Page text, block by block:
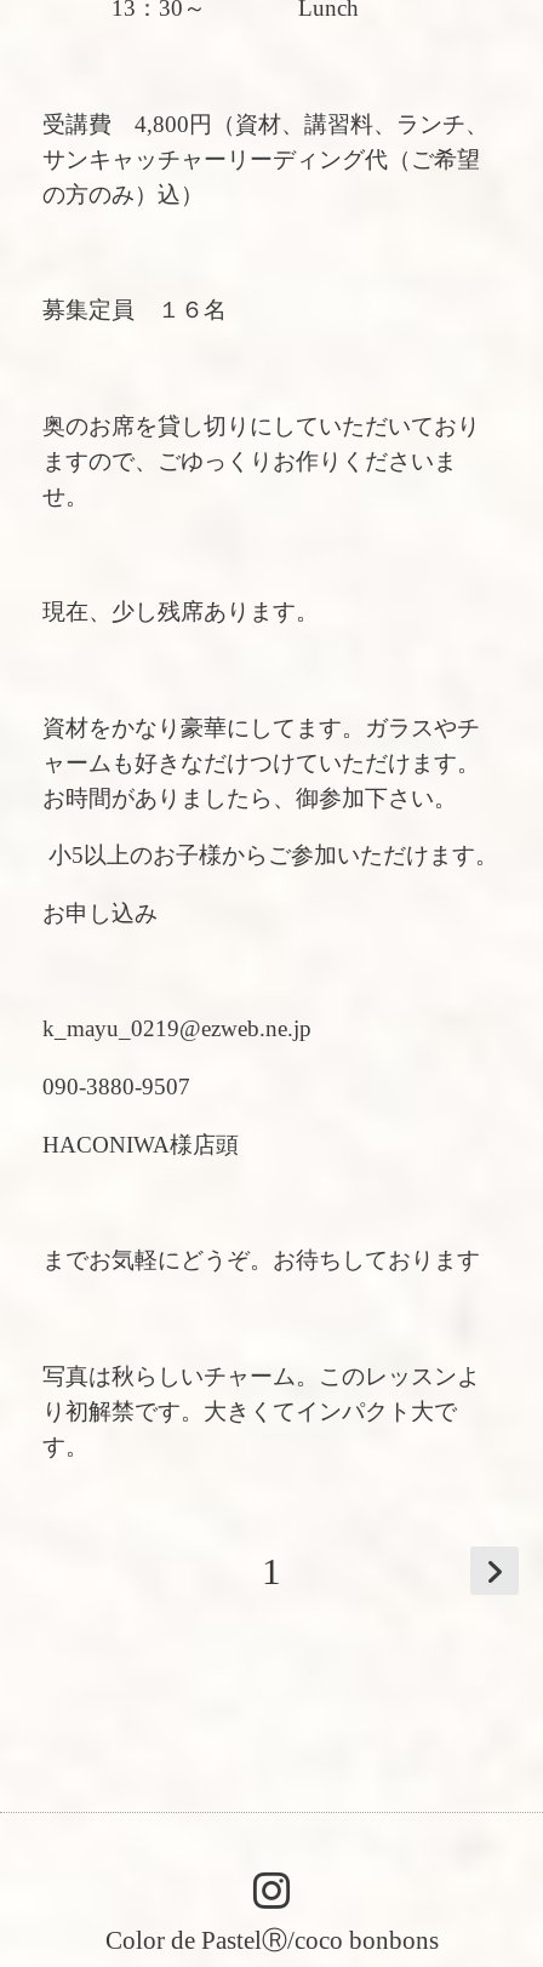
13：30～ Lunch
受講費 4,800円（資材、講習料、ランチ、
サンキャッチャーリーディング代（ご希望
の方のみ）込）
募集定員 １６名
奥のお席を貸し切りにしていただいており
ますので、ごゆっくりお作りくださいま
せ。
現在、少し残席あります。
資材をかなり豪華にしてます。ガラスやチ
ャームも好きなだけつけていただけます。
お時間がありましたら、御参加下さい。
小5以上のお子様からご参加いただけます。
お申し込み
k_mayu_0219@ezweb.ne.jp
090-3880-9507
HACONIWA様店頭
までお気軽にどうぞ。お待ちしております
写真は秋らしいチャーム。このレッスンよ
り初解禁です。大きくてインパクト大で
す。
1
Color de PastelⓇ/coco bonbons